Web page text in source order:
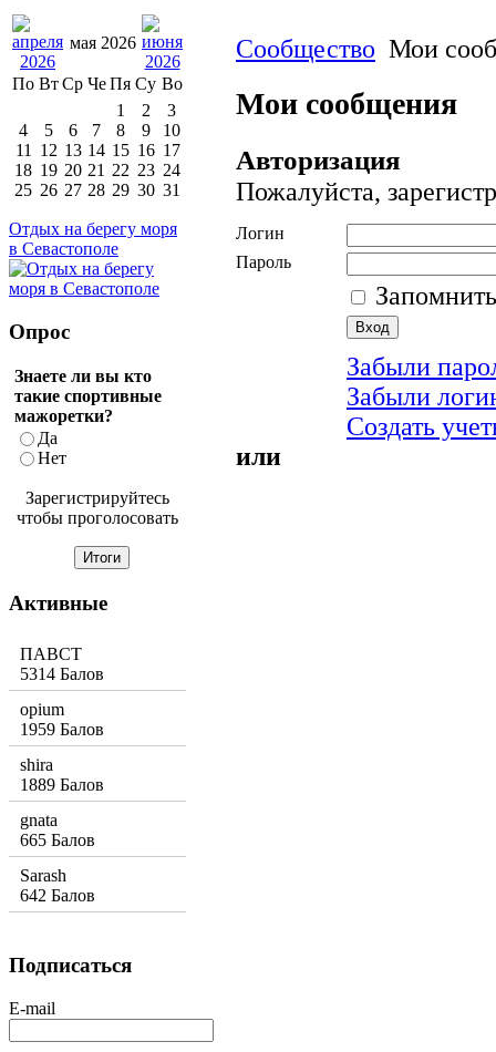
Сообщество Мои
Мои сообщения
Авторизация
Пожалуйста,
Логин
Пароль
Запомнить
Забыли
Забыли
Создать
или
мая 2026
По Вт Ср Че Пя Су Во
1
2
3
4
5 6 7 8 9
10
11 12 13 14 15 16 17
18 19 20 21 22 23 24
25 26 27 28 29 30 31
Отдых на берегу моря
в Севастополе
Опрос
Знаете ли вы кто
такие спортивные
мажоретки?
Да
Нет
Зарегистрируйтесь
чтобы проголосовать
Активные
ПАВСТ
5314 Балов
opium
1959 Балов
shira
1889 Балов
gnata
665 Балов
Sarash
642 Балов
Подписаться
E-mail